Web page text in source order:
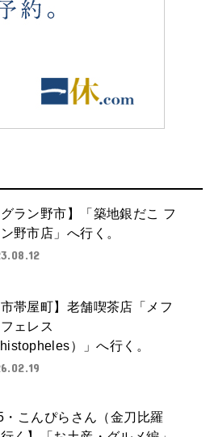
グラン野市】「築地銀だこ フ
野市店」へ行く。
市帯屋町】老舗喫茶店「メフ
ェレス
）」へ行く。
・こんぴらさん（金刀比羅